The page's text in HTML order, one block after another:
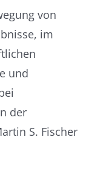
von
im
und
der
S. Fischer